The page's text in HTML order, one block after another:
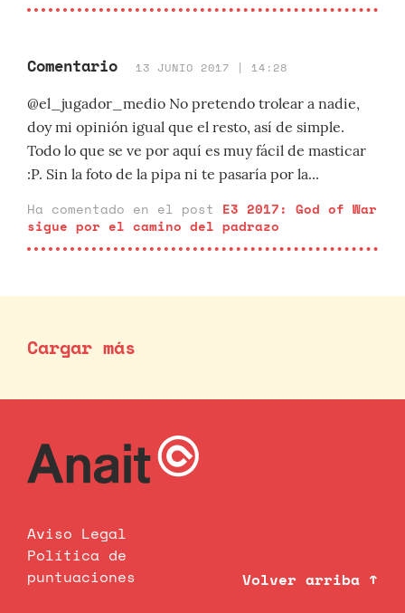
Comentario 13 JUNIO 2017 | 14:28
@el_jugador_medio No pretendo trolear a nadie,
doy mi opinión igual que el resto, así de simple.
Todo lo que se ve por aquí es muy fácil de masticar
:P. Sin la foto de la pipa ni te pasaría por la...
Ha comentado en el post E3 2017: God of War
sigue por el camino del padrazo
Cargar más
Aviso Legal
Política de
puntuaciones
Volver arriba ↑